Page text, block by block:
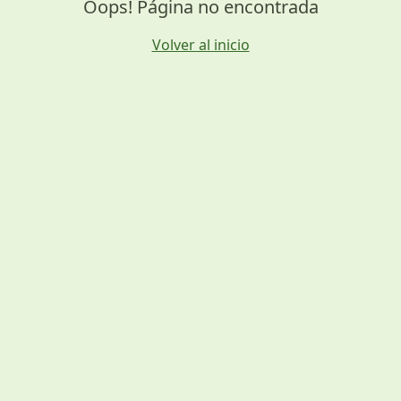
Oops! Página no encontrada
Volver al inicio